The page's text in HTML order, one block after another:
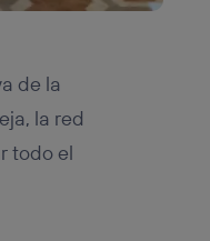
de la
la red
todo el